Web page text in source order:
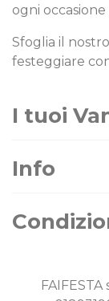
ogni
Sfoglia il
festeggiare
I tuoi
Info